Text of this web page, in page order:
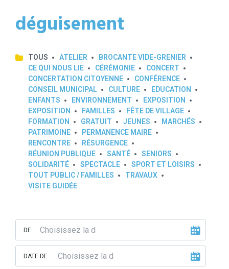
déguisement
TOUS ATELIER
BROCANTE VIDE-GRENIER
CE QUI NOUS LIE
CÉRÉMONIE
CONCERT
CONCERTATION CITOYENNE
CONFÉRENCE
CONSEIL MUNICIPAL
CULTURE
EDUCATION
ENFANTS
ENVIRONNEMENT
EXPOSITION
EXPOSITION
FAMILLES
FÊTE DE VILLAGE
FORMATION
GRATUIT JEUNES
MARCHÉS
PATRIMOINE
PERMANENCE MAIRE
RENCONTRE
RÉSURGENCE
RÉUNION PUBLIQUE
SANTÉ
SENIORS
SOLIDARITÉ
SPECTACLE
SPORT ET LOISIRS
TOUT PUBLIC / FAMILLES
TRAVAUX
VISITE GUIDÉE
DE:
DATE DE :